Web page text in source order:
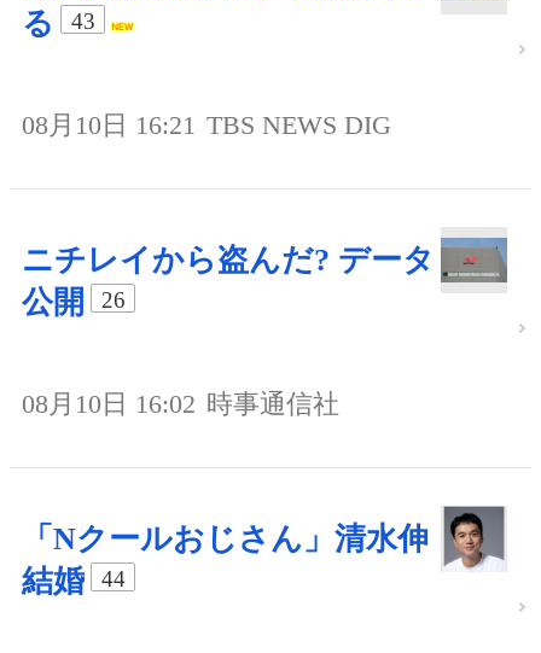
る
43
08月10日 16:21 TBS NEWS DIG
ニチレイから盗んだ? データ
公開
26
08月10日 16:02 時事通信社
「Nクールおじさん」清水伸
結婚
44